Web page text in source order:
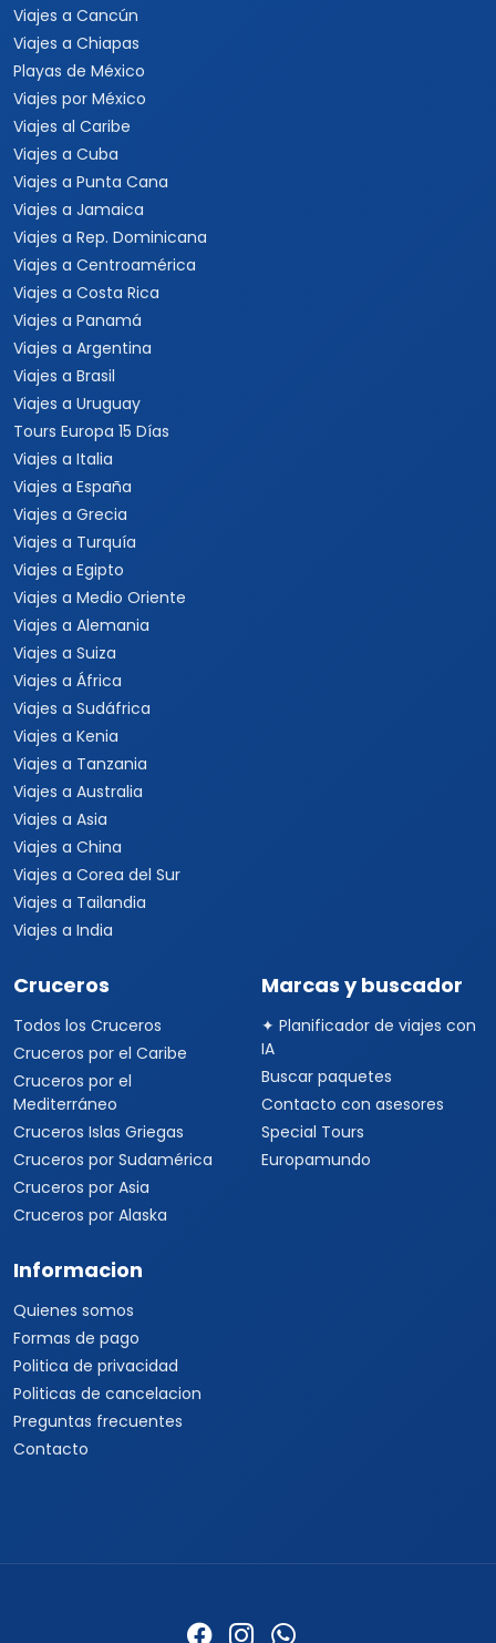
Viajes a Cancún
Viajes a Chiapas
Playas de México
Viajes por México
Viajes al Caribe
Viajes a Cuba
Viajes a Punta Cana
Viajes a Jamaica
Viajes a Rep. Dominicana
Viajes a Centroamérica
Viajes a Costa Rica
Viajes a Panamá
Viajes a Argentina
Viajes a Brasil
Viajes a Uruguay
Tours Europa 15 Días
Viajes a Italia
Viajes a España
Viajes a Grecia
Viajes a Turquía
Viajes a Egipto
Viajes a Medio Oriente
Viajes a Alemania
Viajes a Suiza
Viajes a África
Viajes a Sudáfrica
Viajes a Kenia
Viajes a Tanzania
Viajes a Australia
Viajes a Asia
Viajes a China
Viajes a Corea del Sur
Viajes a Tailandia
Viajes a India
Cruceros
Todos los Cruceros
Cruceros por el Caribe
Cruceros por el
Mediterráneo
Cruceros Islas Griegas
Cruceros por Sudamérica
Cruceros por Asia
Cruceros por Alaska
Marcas y buscador
✦ Planificador de viajes con
IA
Buscar paquetes
Contacto con asesores
Special Tours
Europamundo
Informacion
Quienes somos
Formas de pago
Politica de privacidad
Politicas de cancelacion
Preguntas frecuentes
Contacto